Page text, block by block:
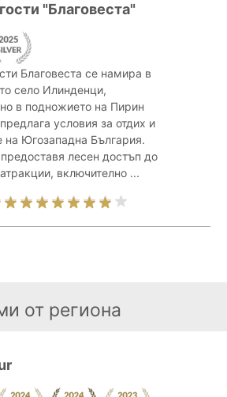
"Благовеста"
Благовеста се намира в
село Илинденци,
в подножието на Пирин
условия за отдих и
на Югозападна България.
лесен достъп до
включително ...
от региона